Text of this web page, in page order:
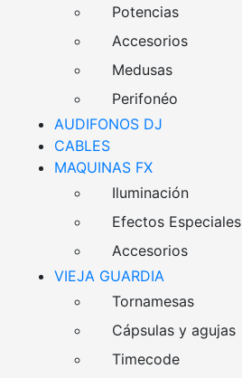
Potencias
Accesorios
Medusas
Perifonéo
AUDIFONOS DJ
CABLES
MAQUINAS FX
Iluminación
Efectos Especiales
Accesorios
VIEJA GUARDIA
Tornamesas
Cápsulas y agujas
Timecode